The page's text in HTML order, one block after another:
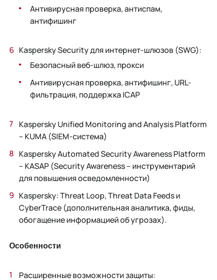
Антивирусная проверка, антиспам,
антифишинг
Kaspersky Security для интернет-шлюзов (SWG):
Безопасный веб-шлюз, прокси
Антивирусная проверка, антифишинг, URL-
фильтрация, поддержка ICAP
Kaspersky Unified Monitoring and Analysis Platform
– KUMA (SIEM-система)
Kaspersky Automated Security Awareness Platform
– KASAP (Security Awareness – инструментарий
для повышения осведомленности)
Kaspersky: Threat Loop, Threat Data Feeds и
CyberTrace (дополнительная аналитика, фиды,
обогащение информацией об угрозах).
Особенности
Расширенные возможности защиты: